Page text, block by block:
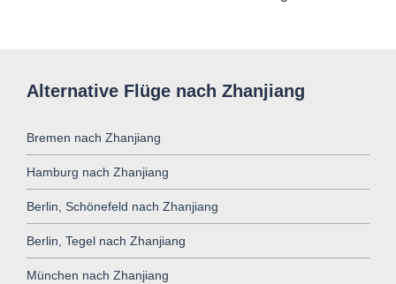
Alternative Flüge nach Zhanjiang
Bremen nach Zhanjiang
Hamburg nach Zhanjiang
Berlin, Schönefeld nach Zhanjiang
Berlin, Tegel nach Zhanjiang
München nach Zhanjiang